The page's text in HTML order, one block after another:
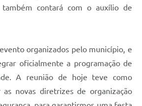
contará com o auxílio de
organizados pelo município, e
oficialmente a programação de
A reunião de hoje teve como
novas diretrizes de organização